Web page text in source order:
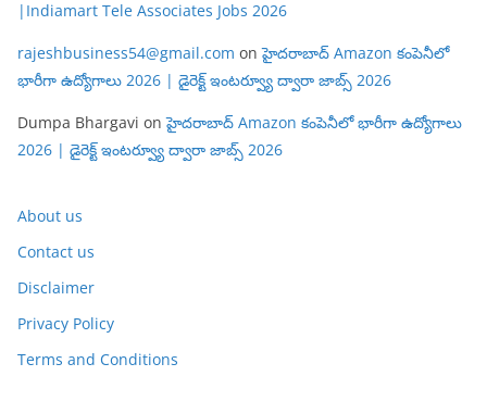
|Indiamart Tele Associates Jobs 2026
rajeshbusiness54@gmail.com onహైదరాబాద్ Amazon కంపెనీలో
భారీగా ఉద్యోగాలు 2026 | డైరెక్ట్ ఇంటర్వ్యూ ద్వారా జాబ్స్ 2026
Dumpa Bhargavi onహైదరాబాద్ Amazon కంపెనీలో భారీగా ఉద్యోగాలు
2026 | డైరెక్ట్ ఇంటర్వ్యూ ద్వారా జాబ్స్ 2026
About us
Contact us
Disclaimer
Privacy Policy
Terms and Conditions